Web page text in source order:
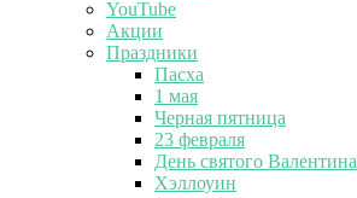
YouTube
Акции
Праздники
Пасха
1 мая
Черная пятница
23 февраля
День святого Валентина
Хэллоуин